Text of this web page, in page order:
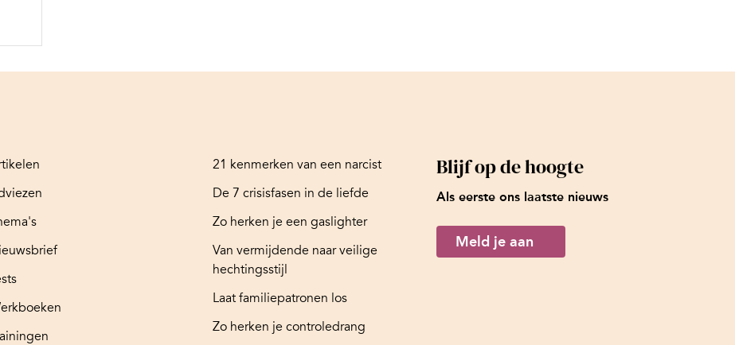
21 kenmerken van een narcist
De 7 crisisfasen in de liefde
Zo herken je een gaslighter
Van vermijdende naar veilige
hechtingsstijl
Laat familiepatronen los
Zo herken je controledrang
Blijf op de hoogte
Als eerste ons laatste nieuws
Meld je aan